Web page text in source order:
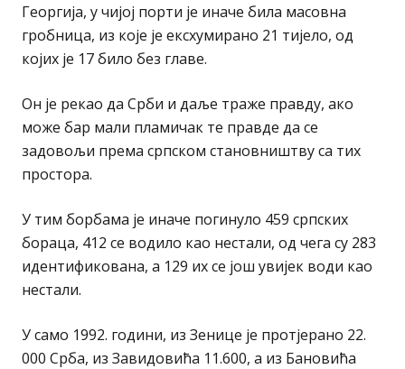
Георгија, у чијој порти је иначе била масовна
гробница, из које је ексхумирано 21 тијело, од
којих је 17 било без главе.
Он је рекао да Срби и даље траже правду, ако
може бар мали пламичак те правде да се
задовољи према српском становништву са тих
простора.
У тим борбама је иначе погинуло 459 српских
бораца, 412 се водило као нестали, од чега су 283
идентификована, а 129 их се још увијек води као
нестали.
У само 1992. години, из Зенице је протјерано 22.
000 Срба, из Завидовића 11.600, а из Бановића